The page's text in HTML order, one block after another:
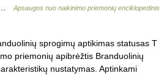
…
Apsaugos nuo naikinimo priemonių enciklopedinis
sprogimų aptikimas statusas T
priemonių apibrėžtis Branduolinių
nustatymas. Aptinkami